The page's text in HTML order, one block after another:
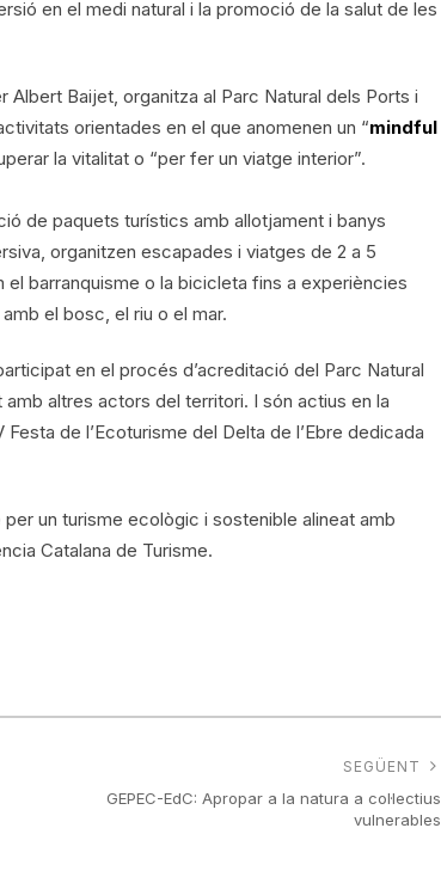
en el medi natural i la promoció de la salut de les
Baijet, organitza al Parc Natural dels Ports i
orientades en el que anomenen un “mindful
la vitalitat o “per fer un viatge interior”.
de paquets turístics amb allotjament i banys
organitzen escapades i viatges de 2 a 5
barranquisme o la bicicleta fins a experiències
el bosc, el riu o el mar.
en el procés d’acreditació del Parc Natural
altres actors del territori. I són actius en la
de l’Ecoturisme del Delta de l’Ebre dedicada
per un turisme ecològic i sostenible alineat amb
Catalana de Turisme.
SEGÜENT
GEPEC-EdC: Apropar a la natura a col·lectius
vulnerables